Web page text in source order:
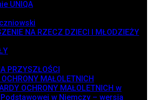
UNIQA
NA RZECZ DZIECI I MŁODZIEŻY
PRZYSZŁOŚCI
MAŁOLETNICH
OCHRONY MAŁOLETNICH w
w Niemczy – wersja